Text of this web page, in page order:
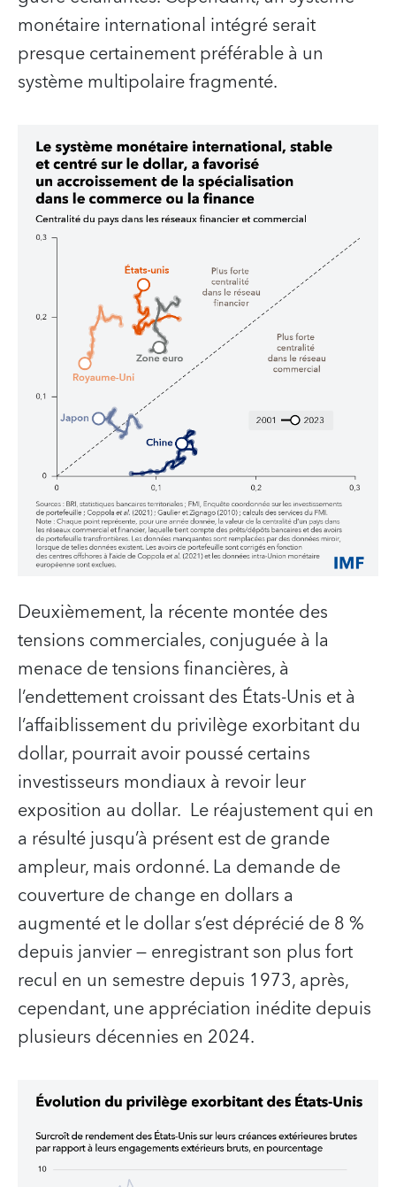
monétaire international intégré serait
presque certainement préférable à un
système multipolaire fragmenté.
Deuxièmement, la récente montée des
tensions commerciales, conjuguée à la
menace de tensions financières, à
l’endettement croissant des États-Unis et à
l’affaiblissement du privilège exorbitant du
dollar, pourrait avoir poussé certains
investisseurs mondiaux à revoir leur
exposition au dollar. Le réajustement qui en
a résulté jusqu’à présent est de grande
ampleur, mais ordonné. La demande de
couverture de change en dollars a
augmenté et le dollar s’est déprécié de 8 %
depuis janvier — enregistrant son plus fort
recul en un semestre depuis 1973, après,
cependant, une appréciation inédite depuis
plusieurs décennies en 2024.